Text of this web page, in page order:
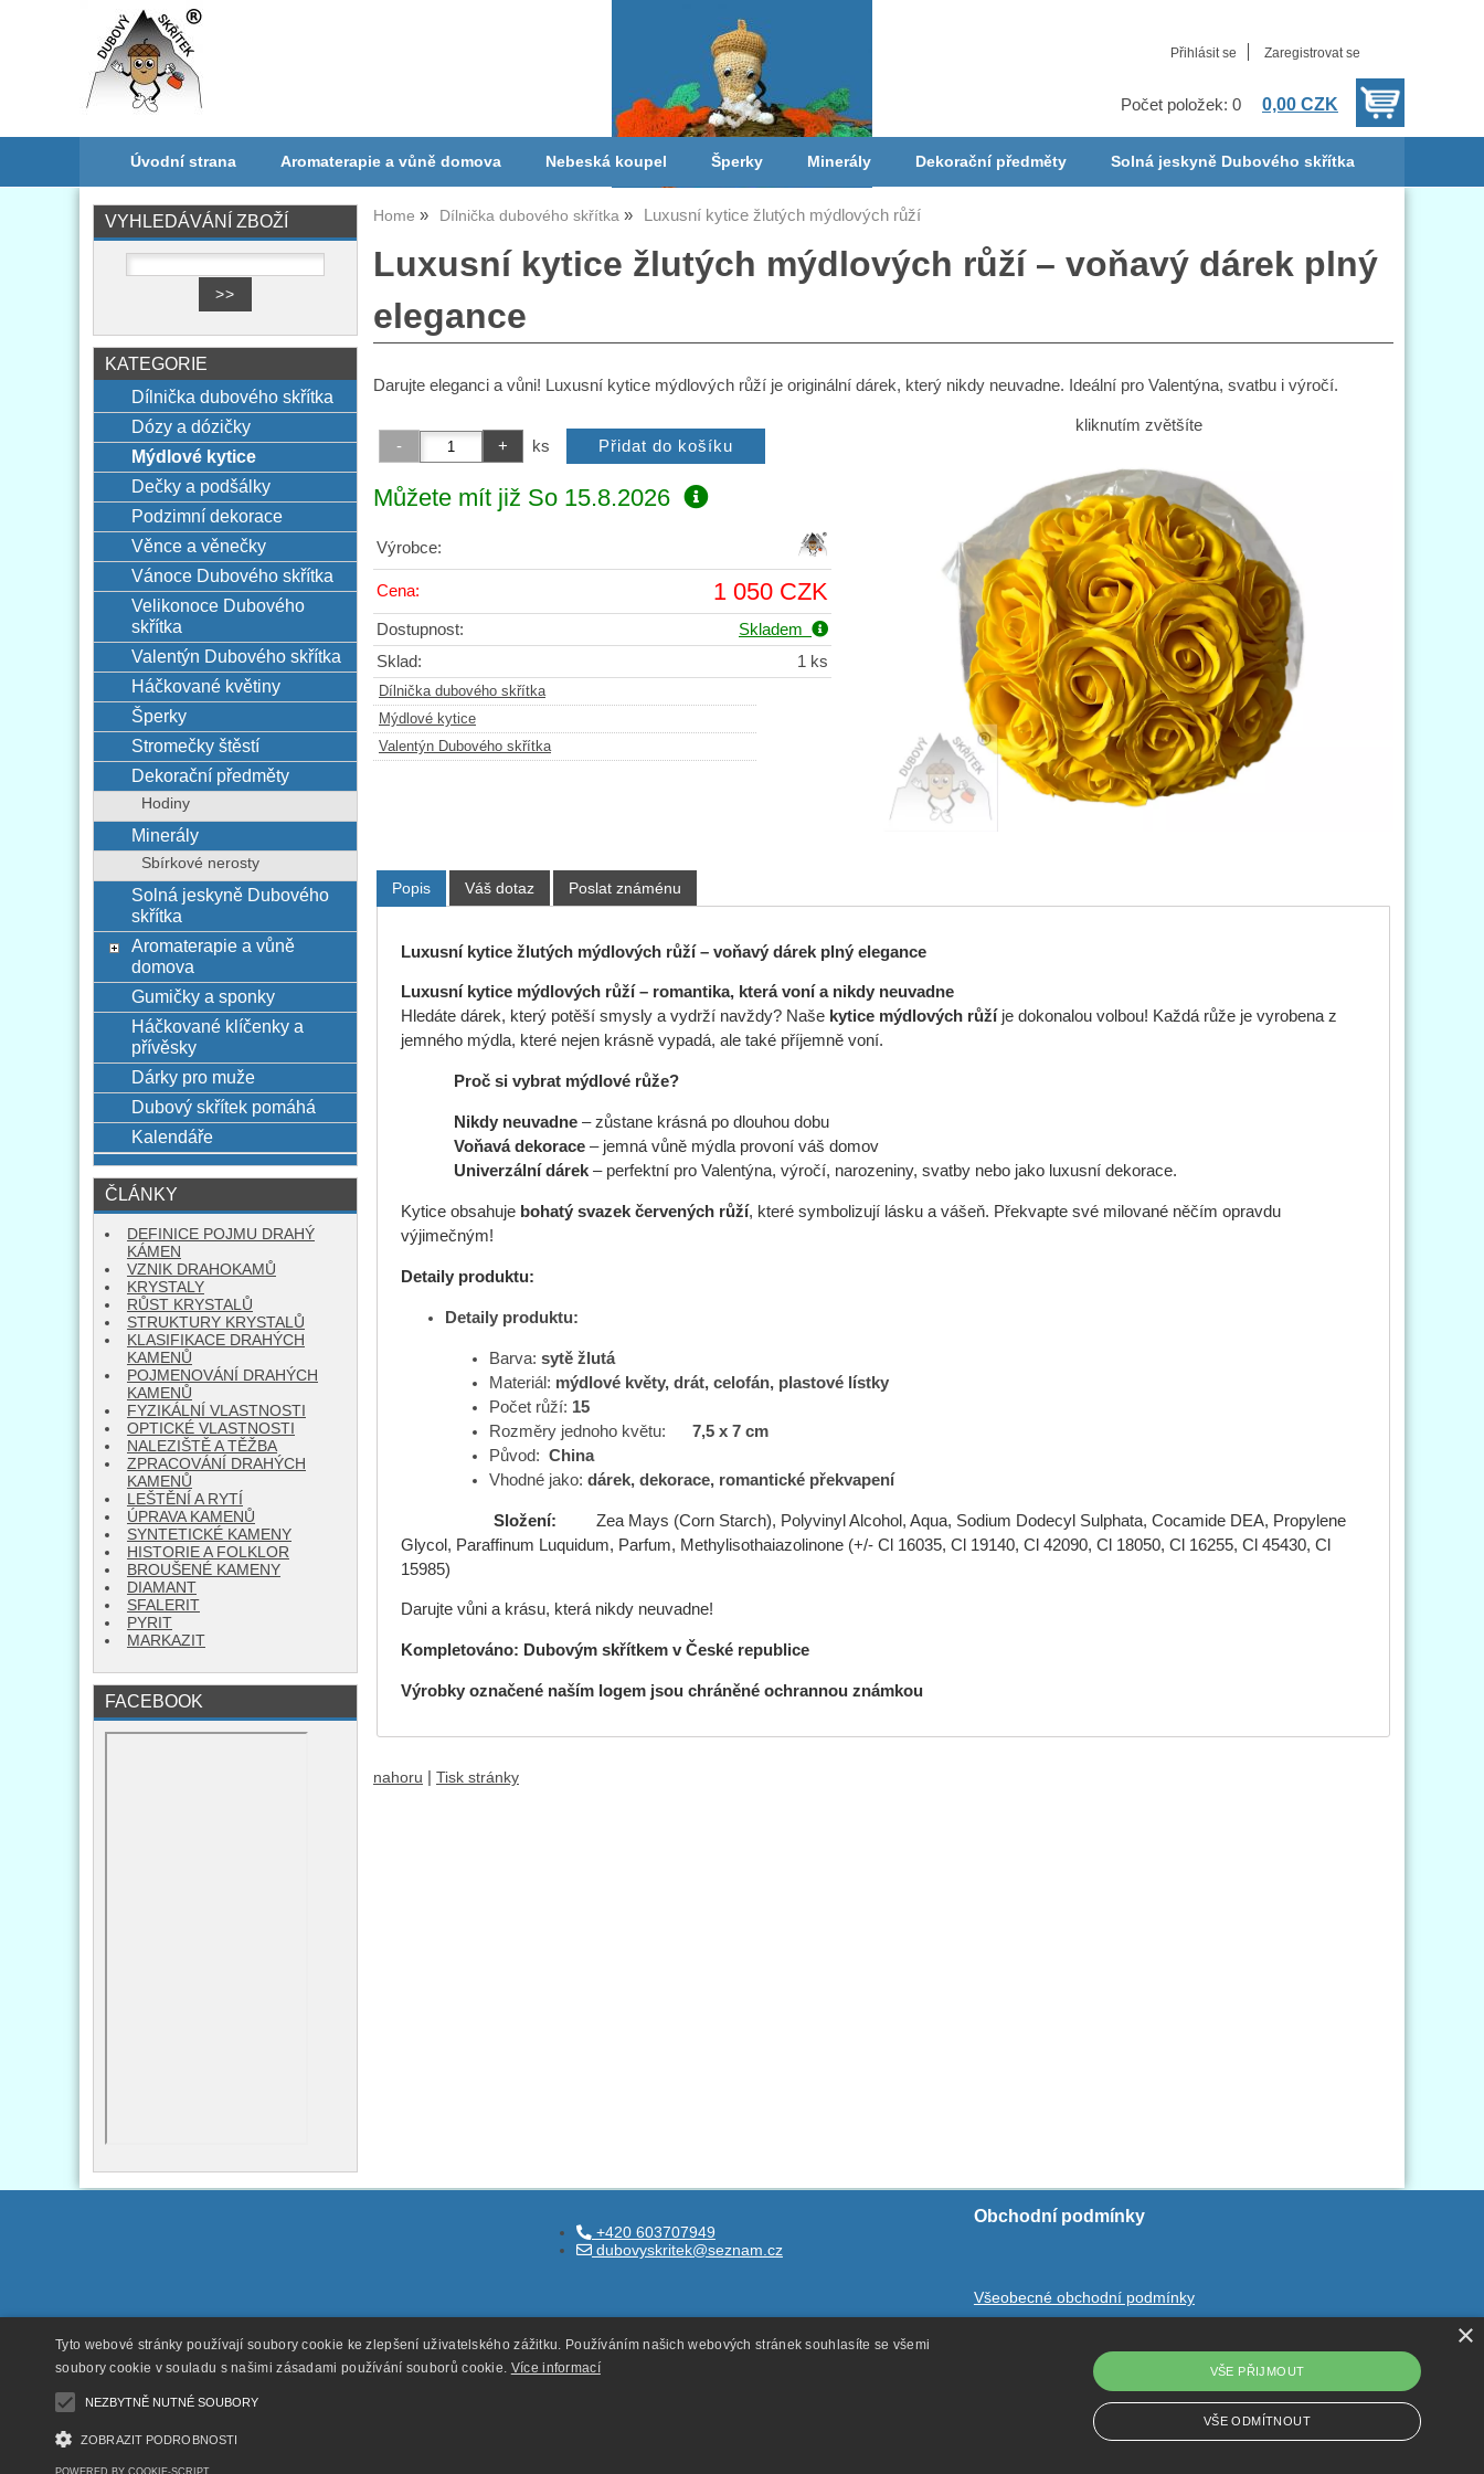
Přihlásit se Zaregistrovat se
Počet položek: 0 0,00 CZK
Úvodní strana Aromaterapie a vůně domova Nebeská koupel Šperky Minerály Dekorační předměty Solná jeskyně Dubového skřítka
Home Dílnička dubového skřítka Luxusní kytice žlutých mýdlových růží
Luxusní kytice žlutých mýdlových růží – voňavý dárek plný
elegance
Darujte eleganci a vůni! Luxusní kytice mýdlových růží je originální dárek, který nikdy neuvadne. Ideální pro Valentýna, svatbu i výročí.
kliknutím zvětšíte
ks
Můžete mít již So 15.8.2026
Výrobce:
Cena: 1 050 CZK
Dostupnost:
Skladem
Sklad:
1 ks
Dílnička dubového skřítka
Mýdlové kytice
Valentýn Dubového skřítka
Popis Váš dotaz Poslat známénu
Luxusní kytice žlutých mýdlových růží – voňavý dárek plný elegance
Luxusní kytice mýdlových růží – romantika, která voní a nikdy neuvadne
Hledáte dárek, který potěší smysly a vydrží navždy? Naše kytice mýdlových růžíje dokonalou volbou! Každá růže je vyrobena z
jemného mýdla, které nejen krásně vypadá, ale také příjemně voní.
Proč si vybrat mýdlové růže?
Nikdy neuvadne– zůstane krásná po dlouhou dobu
Voňavá dekorace– jemná vůně mýdla provoní váš domov
Univerzální dárek– perfektní pro Valentýna, výročí, narozeniny, svatby nebo jako luxusní dekorace.
Kytice obsahuje bohatý svazek červených růží, které symbolizují lásku a vášeň. Překvapte své milované něčím opravdu
výjimečným!
Detaily produktu:
Detaily produktu:
Barva: sytě žlutá
Materiál: mýdlové květy, drát, celofán, plastové lístky
Počet růží: 15
Rozměry jednoho květu:
7,5 x 7 cm
Původ: China
Vhodné jako: dárek, dekorace, romantické překvapení
Složení:
Zea Mays (Corn Starch), Polyvinyl Alcohol, Aqua, Sodium Dodecyl Sulphata, Cocamide DEA, Propylene
Glycol, Paraffinum Luquidum, Parfum, Methylisothaiazolinone (+/- Cl 16035, Cl 19140, Cl 42090, Cl 18050, Cl 16255, Cl 45430, Cl
15985)
Darujte vůni a krásu, která nikdy neuvadne!
Kompletováno: Dubovým skřítkem v České republice
Výrobky označené naším logem jsou chráněné ochrannou známkou
nahoru Tisk stránky
VYHLEDÁVÁNÍ ZBOŽÍ
KATEGORIE
Dílnička dubového skřítka
Dózy a dózičky
Mýdlové kytice
Dečky a podšálky
Podzimní dekorace
Věnce a věnečky
Vánoce Dubového skřítka
Velikonoce Dubového
skřítka
Valentýn Dubového skřítka
Háčkované květiny
Šperky
Stromečky štěstí
Dekorační předměty
Hodiny
Minerály
Sbírkové nerosty
Solná jeskyně Dubového
skřítka
Aromaterapie a vůně
domova
Gumičky a sponky
Háčkované klíčenky a
přívěsky
Dárky pro muže
Dubový skřítek pomáhá
Kalendáře
ČLÁNKY
DEFINICE POJMU DRAHÝ
KÁMEN
VZNIK DRAHOKAMŮ
KRYSTALY
RŮST KRYSTALŮ
STRUKTURY KRYSTALŮ
KLASIFIKACE DRAHÝCH
KAMENŮ
POJMENOVÁNÍ DRAHÝCH
KAMENŮ
FYZIKÁLNÍ VLASTNOSTI
OPTICKÉ VLASTNOSTI
NALEZIŠTĚ A TĚŽBA
ZPRACOVÁNÍ DRAHÝCH
KAMENŮ
LEŠTĚNÍ A RYTÍ
ÚPRAVA KAMENŮ
SYNTETICKÉ KAMENY
HISTORIE A FOLKLOR
BROUŠENÉ KAMENY
DIAMANT
SFALERIT
PYRIT
MARKAZIT
FACEBOOK
+420 603707949
dubovyskritek@seznam.cz
Obchodní podmínky
Všeobecné obchodní podmínky
Odstoupení od smlouvy
×
Tyto webové stránky používají soubory cookie ke zlepšení uživatelského zážitku. Používáním našich webových stránek souhlasíte se všemi
soubory cookie v souladu s našimi zásadami používání souborů cookie. Více informací
NEZBYTNĚ NUTNÉ SOUBORY
ZOBRAZIT PODROBNOSTI
VŠE PŘIJMOUT
VŠE ODMÍTNOUT
POWERED BY COOKIE-SCRIPT